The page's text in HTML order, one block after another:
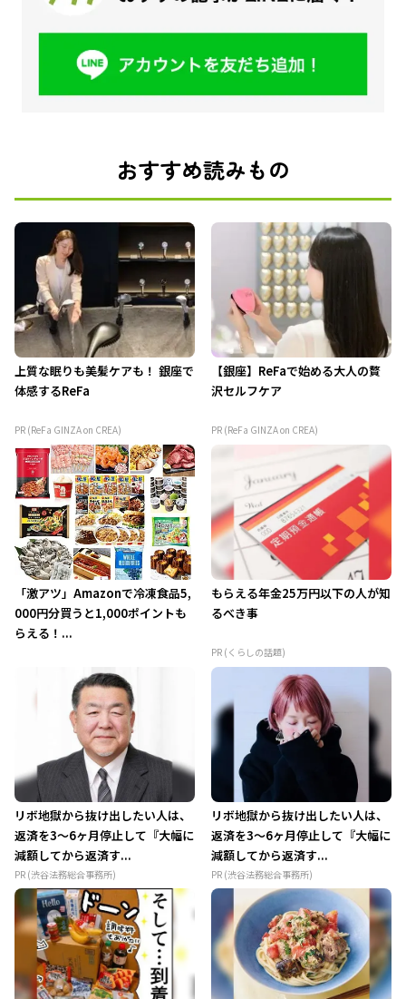
おすすめ読みもの
上質な眠りも美髪ケアも！ 銀座で
体感するReFa
PR (ReFa GINZA on CREA)
【銀座】ReFaで始める大人の贅
沢セルフケア
PR (ReFa GINZA on CREA)
「激アツ」Amazonで冷凍食品5,
000円分買うと1,000ポイントも
らえる！...
もらえる年金25万円以下の人が知
るべき事
PR (くらしの話題)
リボ地獄から抜け出したい人は、
返済を3～6ヶ月停止して『大幅に
減額してから返済す...
PR (渋谷法務総合事務所)
リボ地獄から抜け出したい人は、
返済を3～6ヶ月停止して『大幅に
減額してから返済す...
PR (渋谷法務総合事務所)